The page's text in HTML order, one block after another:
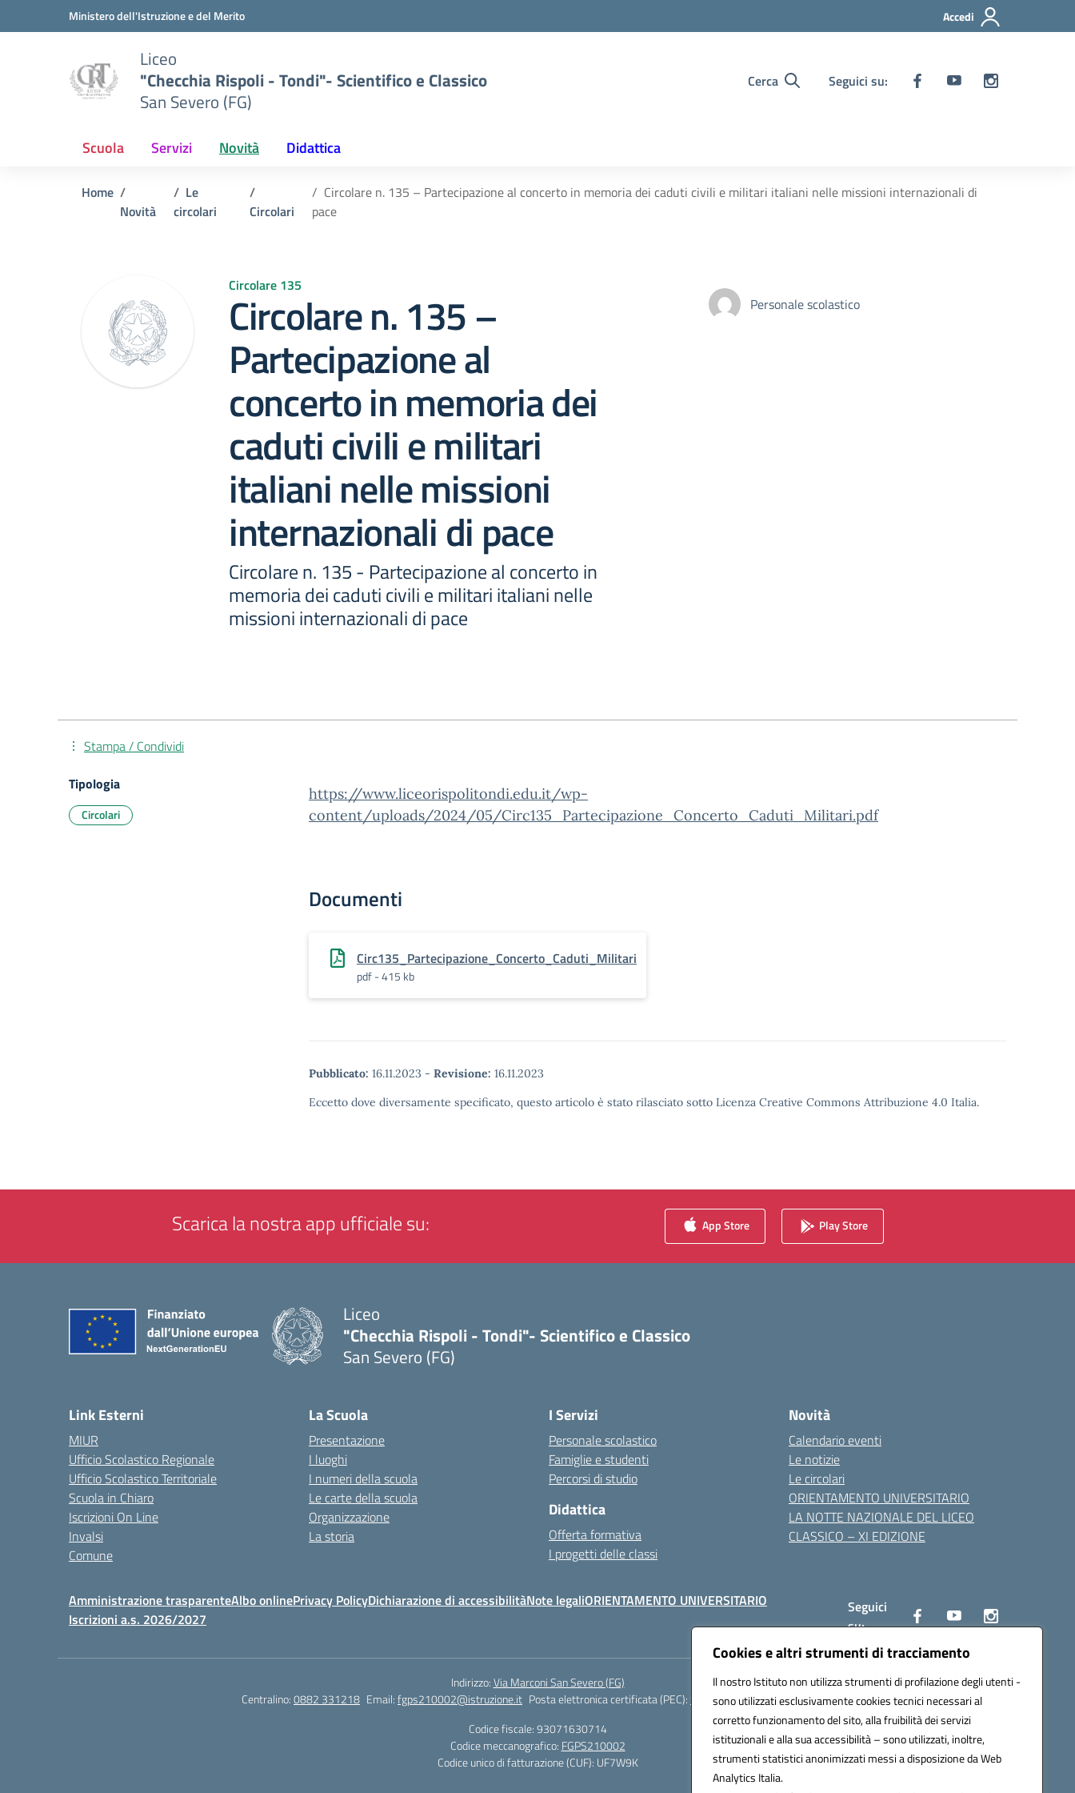
Cookies e altri strumenti di tracciamento
Il nostro Istituto non utilizza strumenti di profilazione degli utenti -
sono utilizzati esclusivamente cookies tecnici necessari al
corretto funzionamento del sito, alla fruibilità dei servizi
istituzionali e alla sua accessibilità – sono utilizzati, inoltre,
strumenti statistici anonimizzati messi a disposizione da Web
Analytics Italia.
Vai ai contenuti
Vai al menu di navigazioneMinistero dell'Istruzione e del Merito Accedi
Liceo
"Checchia Rispoli - Tondi"- Scientifico e Classico
San Severo (FG)
Cerca Seguici su:
Scuola Servizi Novità Didattica
Home
Novità
Le
circolari
Circolari
Circolare n. 135 – Partecipazione al concerto in memoria dei caduti civili e militari italiani nelle missioni internazionali di
pace
Circolare 135
Circolare n. 135 –
Partecipazione al
concerto in memoria dei
caduti civili e militari
italiani nelle missioni
internazionali di pace
Circolare n. 135 - Partecipazione al concerto in
memoria dei caduti civili e militari italiani nelle
missioni internazionali di pace
Personale scolastico
https://www.liceorispolitondi.edu.it/wp-
content/uploads/2024/05/Circ135_Partecipazione_Concerto_Caduti_Militari.pdf
Documenti
Circ135_Partecipazione_Concerto_Caduti_Militari
pdf - 415 kb
Pubblicato: 16.11.2023 - Revisione: 16.11.2023
Eccetto dove diversamente specificato, questo articolo è stato rilasciato sotto Licenza Creative Commons Attribuzione 4.0 Italia.
Stampa / Condividi
Tipologia
Circolari
Scarica la nostra app ufficiale su: App Store Play Store
Liceo
"Checchia Rispoli - Tondi"- Scientifico e Classico
San Severo (FG)
Link Esterni
MIUR
Ufficio Scolastico Regionale
Ufficio Scolastico Territoriale
Scuola in Chiaro
Iscrizioni On Line
Invalsi
Comune
La Scuola
Presentazione
I luoghi
I numeri della scuola
Le carte della scuola
Organizzazione
La storia
I Servizi
Personale scolastico
Famiglie e studenti
Percorsi di studio
Didattica
Offerta formativa
I progetti delle classi
Novità
Calendario eventi
Le notizie
Le circolari
ORIENTAMENTO UNIVERSITARIO
LA NOTTE NAZIONALE DEL LICEO
CLASSICO – XI EDIZIONE
Amministrazione trasparenteAlbo onlinePrivacy PolicyDichiarazione di accessibilitàNote legaliORIENTAMENTO UNIVERSITARIO
Iscrizioni a.s. 2026/2027
Seguici
su:
Indirizzo:Via Marconi San Severo (FG)
Centralino:0882 331218 Email:fgps210002@istruzione.it Posta elettronica certificata (PEC):fgps210002@pec.istruzione.it
Codice fiscale: 93071630714
Codice meccanografico: FGPS210002
Codice unico di fatturazione (CUF): UF7W9K